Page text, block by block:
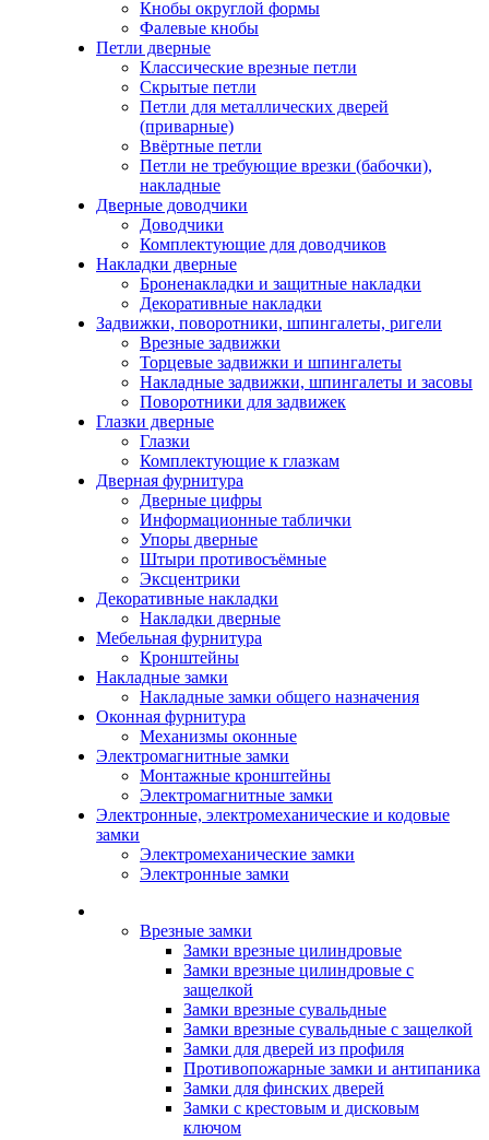
Кнобы округлой формы
Фалевые кнобы
Петли дверные
Классические врезные петли
Скрытые петли
Петли для металлических дверей
(приварные)
Ввёртные петли
Петли не требующие врезки (бабочки),
накладные
Дверные доводчики
Доводчики
Комплектующие для доводчиков
Накладки дверные
Броненакладки и защитные накладки
Декоративные накладки
Задвижки, поворотники, шпингалеты, ригели
Врезные задвижки
Торцевые задвижки и шпингалеты
Накладные задвижки, шпингалеты и засовы
Поворотники для задвижек
Глазки дверные
Глазки
Комплектующие к глазкам
Дверная фурнитура
Дверные цифры
Информационные таблички
Упоры дверные
Штыри противосъёмные
Эксцентрики
Декоративные накладки
Накладки дверные
Мебельная фурнитура
Кронштейны
Накладные замки
Накладные замки общего назначения
Оконная фурнитура
Механизмы оконные
Электромагнитные замки
Монтажные кронштейны
Электромагнитные замки
Электронные, электромеханические и кодовые
замки
Электромеханические замки
Электронные замки
Врезные замки
Замки врезные цилиндровые
Замки врезные цилиндровые с
защелкой
Замки врезные сувальдные
Замки врезные сувальдные с защелкой
Замки для дверей из профиля
Противопожарные замки и антипаника
Замки для финских дверей
Замки с крестовым и дисковым
ключом